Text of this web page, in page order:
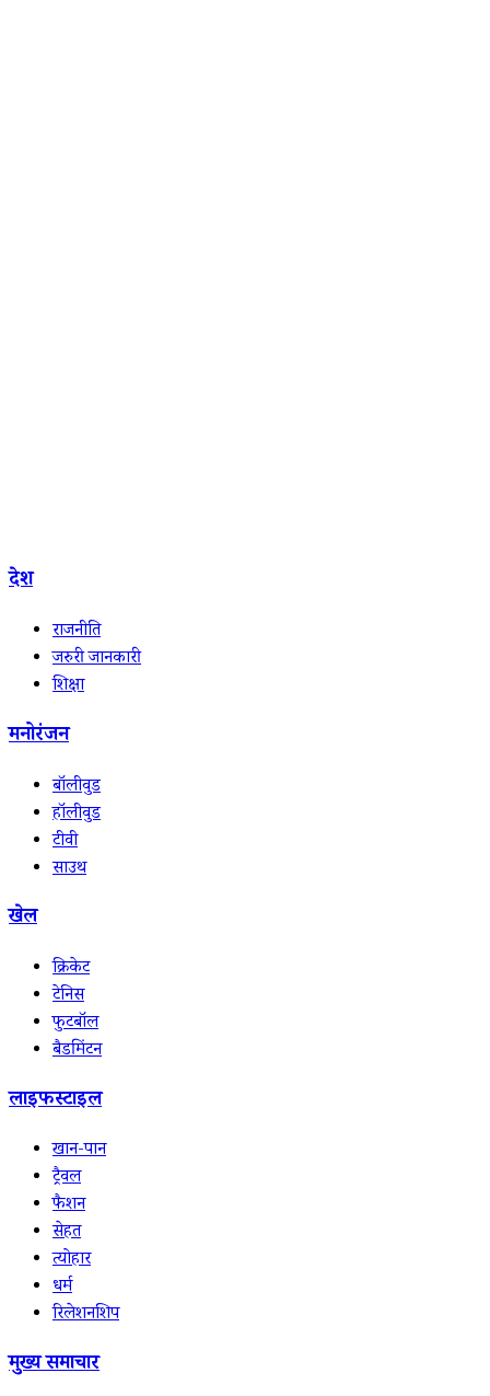
देश
राजनीति
जरुरी जानकारी
शिक्षा
मनोरंजन
बॉलीवुड
हॉलीवुड
टीवी
साउथ
खेल
क्रिकेट
टेनिस
फुटबॉल
बैडमिंटन
लाइफस्टाइल
खान-पान
ट्रैवल
फैशन
सेहत
त्योहार
धर्म
रिलेशनशिप
मुख्य समाचार